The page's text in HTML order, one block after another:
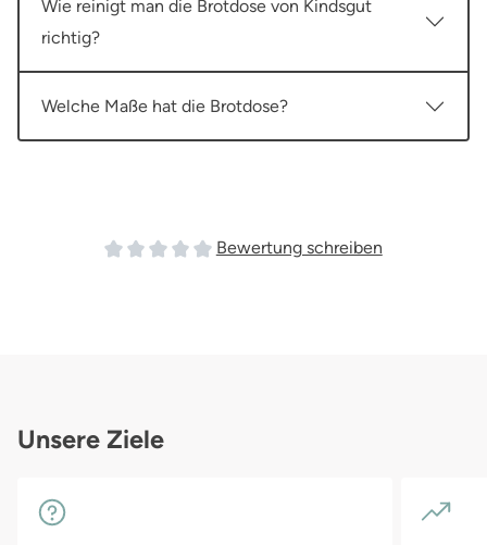
Wie reinigt man die Brotdose von Kindsgut
richtig?
Welche Maße hat die Brotdose?
Bewertung schreiben
Unsere Ziele